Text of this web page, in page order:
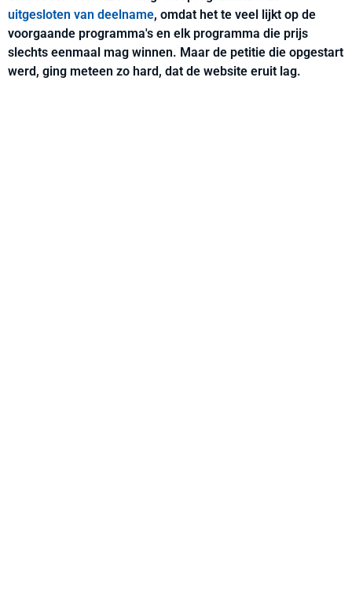
uitgesloten van deelname, omdat het te veel lijkt op de
voorgaande programma's en elk programma die prijs
slechts eenmaal mag winnen. Maar de petitie die opgestart
werd, ging meteen zo hard, dat de website eruit lag.